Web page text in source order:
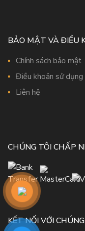
BẢO MẬT VÀ ĐIỀU
Chính sách bảo mật
Điều khoản sử dụng
Liên hệ
CHÚNG TÔI CHẤP
KẾT NỐI VỚI